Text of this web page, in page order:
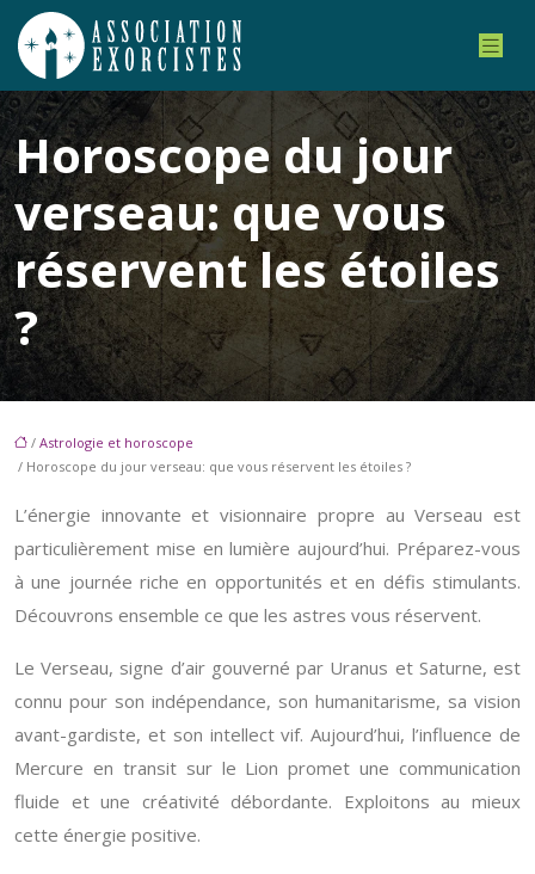
Horoscope du jour
verseau: que vous
réservent les étoiles
?
/ Astrologie et horoscope
/ Horoscope du jour verseau: que vous réservent les étoiles ?
L’énergie innovante et visionnaire propre au Verseau est
particulièrement mise en lumière aujourd’hui. Préparez-vous
à une journée riche en opportunités et en défis stimulants.
Découvrons ensemble ce que les astres vous réservent.
Le Verseau, signe d’air gouverné par Uranus et Saturne, est
connu pour son indépendance, son humanitarisme, sa vision
avant-gardiste, et son intellect vif. Aujourd’hui, l’influence de
Mercure en transit sur le Lion promet une communication
fluide et une créativité débordante. Exploitons au mieux
cette énergie positive.